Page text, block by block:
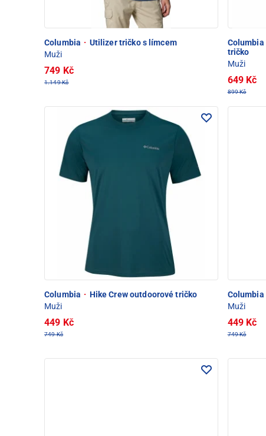
Columbia · Utilizer tričko s límcem
Muži
749 Kč
1.149 Kč
Columbia
tričko
Muži
649 Kč
899 Kč
Columbia · Hike Crew outdoorové tričko
Muži
449 Kč
749 Kč
Columbia
Muži
449 Kč
749 Kč